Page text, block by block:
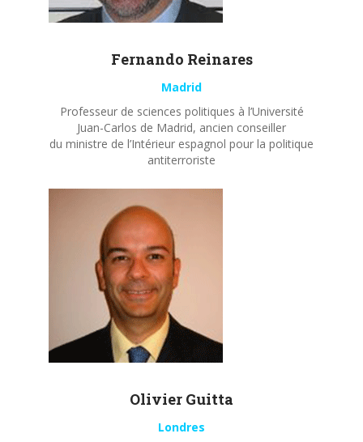
Fernando Reinares
Madrid
Professeur de sciences politiques à l’Université
Juan-Carlos de Madrid, ancien conseiller
du ministre de l’Intérieur espagnol pour la politique
antiterroriste
Olivier Guitta
Londres